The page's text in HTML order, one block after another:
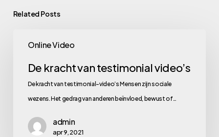
Related Posts
Online Video
kracht
testimonial
video’s
De kracht van testimonial video’s
De kracht van testimonial-video’s Mensen zijn sociale
wezens. Het gedrag van anderen beïnvloed, bewust of…
admin
apr 9, 2021